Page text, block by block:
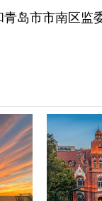
岛市市南区监